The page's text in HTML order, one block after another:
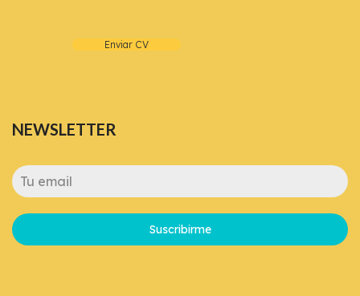
Enviar CV
NEWSLETTER
Suscribirme